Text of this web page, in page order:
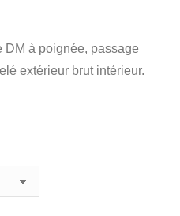
à poignée, passage
extérieur brut intérieur.